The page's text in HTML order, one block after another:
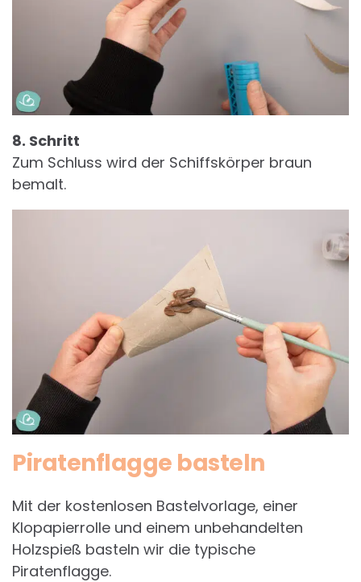
8. Schritt
Zum Schluss wird der Schiffskörper braun
bemalt.
Piratenflagge basteln
Mit der kostenlosen Bastelvorlage, einer
Klopapierrolle und einem unbehandelten
Holzspieß basteln wir die typische
Piratenflagge.